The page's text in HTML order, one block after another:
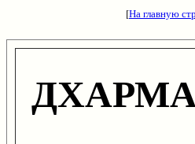
[На главную